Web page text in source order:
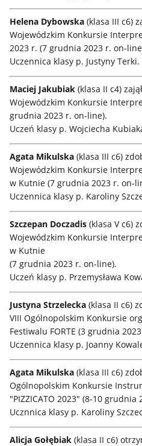
Helena Dybowska (klasa III c6)
Wojewódzkim Konkursie
2023 r. (7 grudnia 2023 r. on-
Uczennica klasy p. Justyny Terki.
Maciej Jakubiak (klasa II c4) zajął
Wojewódzkim Konkursie
grudnia 2023 r. on-line).
Uczeń klasy p. Wojciecha
Agata Mikulska (klasa III c6)
Wojewódzkim Konkursie
w Kutnie (7 grudnia 2023 r. on-
Uczennica klasy p. Karoliny
Szczepan Doczadis (klasa V c6)
Wojewódzkim Konkursie
w Kutnie
(7 grudnia 2023 r. on-line).
Uczeń klasy p. Przemysława
Justyna Strzelecka(klasa II c6)
VIII Ogólnopolskim Konkursie
Festiwalu FORTE (3 grudnia
Uczennica klasy p. Joanny
Agata Mikulska (klasa III c6)
Ogólnopolskim Konkursie
"PIZZICATO 2023" (8-10 grudnia
Ucznnica klasy p. Karoliny
Alicja Gołębiak (klasa II c6)